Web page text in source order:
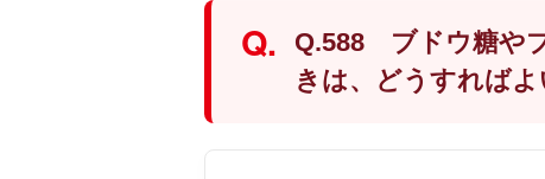
Q.588 ブドウ糖や
きは、どうすればよ